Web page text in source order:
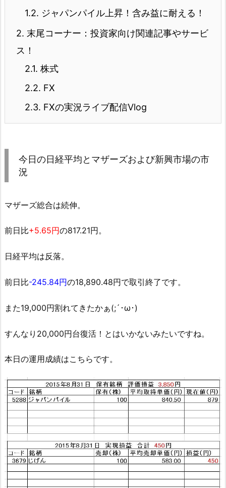
1.2. ジャパンパイル上昇！含み益に耐える！
2. 末尾コーナー：投資家向け関連記事やサービ
ス！
2.1. 株式
2.2. FX
2.3. FXの実況ライブ配信Vlog
今日の日経平均とマザーズおよび新興市場の市
況
マザーズ総合は続伸。
前日比+5.65円の817.21円。
日経平均は反落。
前日比-245.84円の18,890.48円で取引終了です。
また19,000円割れてきたかぁ(;´･ω･)
すんなり20,000円台復活！とはいかないみたいですね。
本日の運用成績はこちらです。